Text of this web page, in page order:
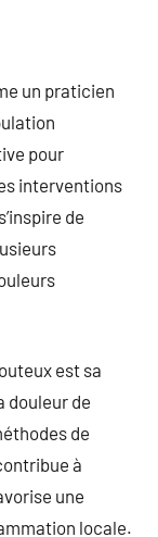
un praticien
pour
interventions
de
est sa
douleur de
de
à
une
locale.